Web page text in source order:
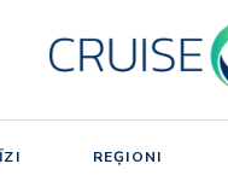
REĢIONI